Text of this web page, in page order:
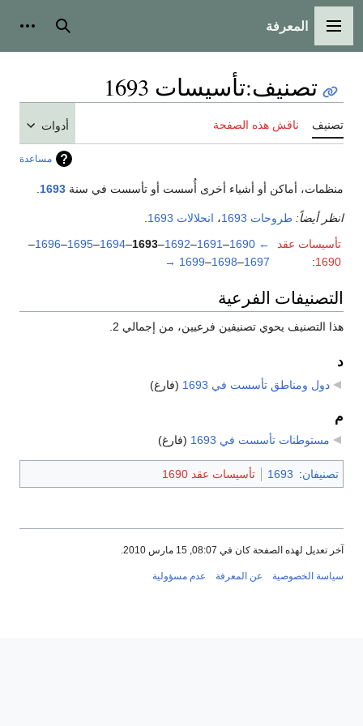
القائمة الرئيسية
المعرفة بحث
تصنيف:تأسيسات 1693
تصنيف ناقش هذه الصفحة أدوات
مساعدة
منظمات، أماكن أو أشياء أخرى أُسست أو تأسست في سنة 1693
انظر أيضاً: طروحات 1693 ، انحلالات 1693
تأسيسات عقد
1690
:
←
1690
–
1691
–
1692
–
1693
–
1694
–
1695
–
1696
–
1697
–
1698
–
1699
→
التصنيفات الفرعية
هذا التصنيف يحوي تصنيفين فرعيين، من إجمالي 2.
د
دول ومناطق تأسست في 1693 (فارغ)
م
مستوطنات تأسست في 1693 (فارغ)
تصنيفان:
1693 تأسيسات عقد 1690
آخر تعديل لهذه الصفحة كان في 08:07, 15 مارس 2010.
سياسة الخصوصية عن المعرفة عدم مسؤولية